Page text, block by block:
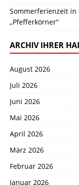
Sommerferienzeit
„Pfefferkörner“
ARCHIV IHRER
August 2026
Juli 2026
Juni 2026
Mai 2026
April 2026
März 2026
Februar 2026
Januar 2026